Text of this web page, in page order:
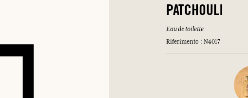
PATCHOULI
Eau de toilette
Riferimento : N4017